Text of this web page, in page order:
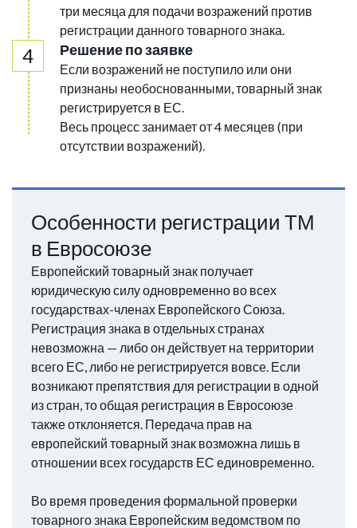
три месяца для подачи возражений против
регистрации данного товарного знака.
Решение по заявке
Если возражений не поступило или они
признаны необоснованными, товарный знак
регистрируется в ЕС.
Весь процесс занимает от 4 месяцев (при
отсутствии возражений).
Особенности регистрации ТМ
в Евросоюзе
Европейский товарный знак получает
юридическую силу одновременно во всех
государствах-членах Европейского Союза.
Регистрация знака в отдельных странах
невозможна — либо он действует на территории
всего ЕС, либо не регистрируется вовсе. Если
возникают препятствия для регистрации в одной
из стран, то общая регистрация в Евросоюзе
также отклоняется. Передача прав на
европейский товарный знак возможна лишь в
отношении всех государств ЕС единовременно.
Во время проведения формальной проверки
товарного знака Европейским ведомством по